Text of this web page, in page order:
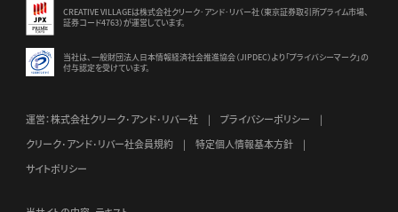
CREATIVE VILLAGEは株式会社クリーク･アンド･リバー社（東京証券取引所プライム市場、
証券コード4763）が運営しています。
当社は、一般財団法人日本情報経済社会推進協会（JIPDEC）より 「プライバシーマーク」の
付与認定を受けています。
運営：株式会社クリーク･アンド･リバー社
プライバシーポリシー
クリーク･アンド･リバー社会員規約
特定個人情報基本方針
サイトポリシー